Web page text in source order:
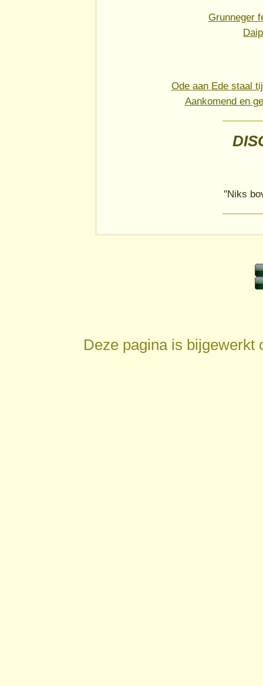
Grunneger
Ode aan Ede staal
Aankomend en
"Niks
Deze pagina is bijgewerkt